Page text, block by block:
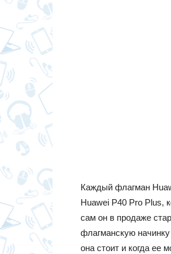
Каждый флагман
Huawei P40 Pro Plus,
сам он в продаже
флагманскую
она стоит и когда ее